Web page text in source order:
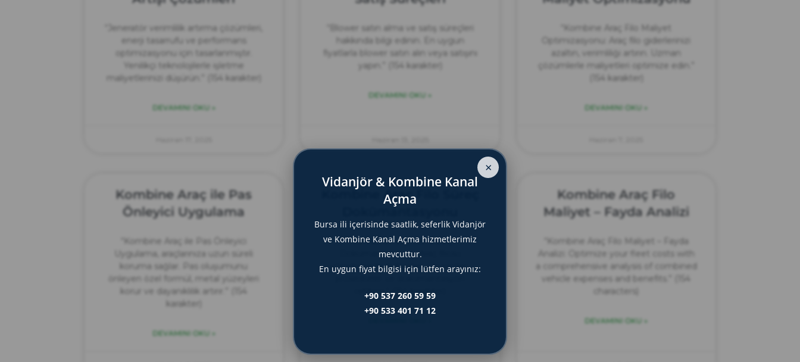
“Jeneratör verimlilik artırma çözümleri,
enerji tasarrufu ve performans
optimizasyonu için tasarlanmıştır.
Yenilikçi teknolojilerle işletme
maliyetlerinizi düşürün.” (154 karakter)
DEVAMINI OKU »
“Blower satın alma ve satış süreçleri
hakkında bilgi edinin. En uygun
fiyatlarla blower satın alın veya satışını
yapın.” (154 karakter)
DEVAMINI OKU »
“Kombine Araç Filo Maliyet
Optimizasyonu: Araç filo giderlerinizi
azaltın, verimliliği artırın. Uzman
çözümlerle maliyetleri optimize edin.”
(154 karakter)
DEVAMINI OKU »
Kombine Araç ile Pas
Önleyici Uygulama
“Kombine Araç ile Pas Önleyici
Uygulama, araçlarınıza uzun süreli
koruma sağlar. Pas oluşumunu
önleyen özel formül, metal yüzeyleri
korur ve dayanıklılık artırır.” (154
karakter)
DEVAMINI OKU »
Kombine Araç Filo Süreç
Dokümantasyonu
“Kombine Araç Filo Süreç
Dokümantasyonu: Araç filosu
yönetiminde kullanılan iş süreçleri,
rehberi.” (154 karakter)
Kombine Araç Filo
Maliyet – Fayda Analizi
“Kombine Araç Filo Maliyet – Fayda
Analizi: Optimize your fleet costs with
a comprehensive analysis of combined
vehicle expenses and benefits.” (154
characters)
DEVAMINI OKU »
×
Vidanjör & Kombine Kanal
Açma
Bursa ili içerisinde saatlik, seferlik Vidanjör
ve Kombine Kanal Açma hizmetlerimiz
mevcuttur.
En uygun fiyat bilgisi için lütfen arayınız:
+90 537 260 59 59
+90 533 401 71 12